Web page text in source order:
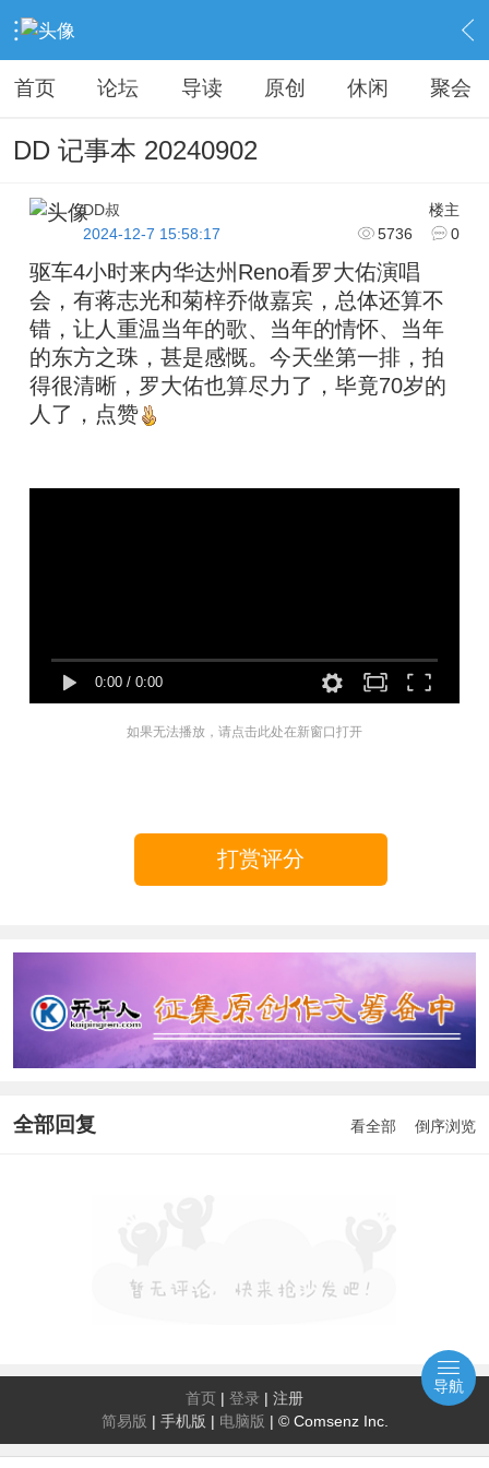
› KAIPINGREN › 昔日之缘 › 内容
首页 论坛 导读 原创 休闲 聚会
DD 记事本 20240902
楼主
DD叔
5736
0
2024-12-7 15:58:17
驱车4小时来内华达州Reno看罗大佑演唱
会，有蒋志光和菊梓乔做嘉宾，总体还算不
错，让人重温当年的歌、当年的情怀、当年
的东方之珠，甚是感慨。今天坐第一排，拍
得很清晰，罗大佑也算尽力了，毕竟70岁的
人了，点赞
0:00/ 0:00
如果无法播放，请点击此处在新窗口打开
打赏评分
全部回复 看全部 倒序浏览
首页 | 登录 | 注册
简易版 | 手机版 | 电脑版 | © Comsenz Inc.
导航